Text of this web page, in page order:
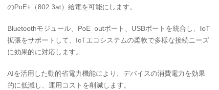
のPoE+（802.3at）給電を可能にします。
Bluetoothモジュール、PoE_outポート、USBポートを統合し、IoT
拡張をサポートして、IoTエコシステムの柔軟で多様な接続ニーズ
に効果的に対応します。
AIを活用した動的省電力機能により、デバイスの消費電力を効果
的に低減し、運用コストを削減します。